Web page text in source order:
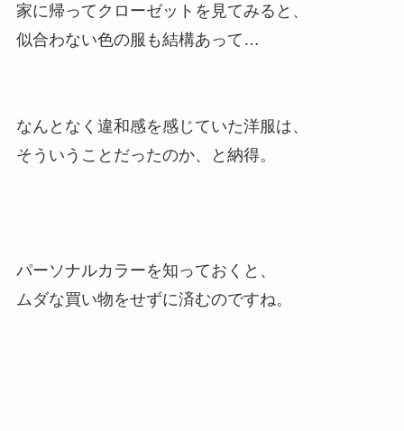
家に帰ってクローゼットを見てみると、
似合わない色の服も結構あって…
なんとなく違和感を感じていた洋服は、
そういうことだったのか、と納得。
パーソナルカラーを知っておくと、
ムダな買い物をせずに済むのですね。